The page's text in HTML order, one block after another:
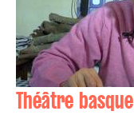
Théâtre